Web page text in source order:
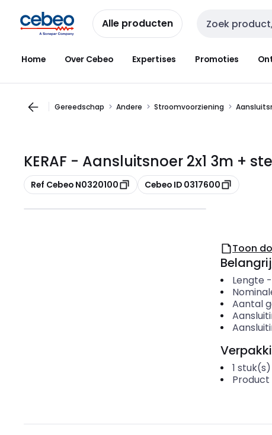
naar
navigatie
naar
inhoud
Alle producten Zoekveld invoer
Home Over Cebeo Expertises Promoties
Gereedschap Andere Stroomvoorziening
KERAF - Aansluitsnoer 2x1 3m +
Kopiëren
Ref Cebeo N0320100 Kopiëren
Cebeo ID 0317600
Toon
Lengte -
Aantal
1 stuk(s)